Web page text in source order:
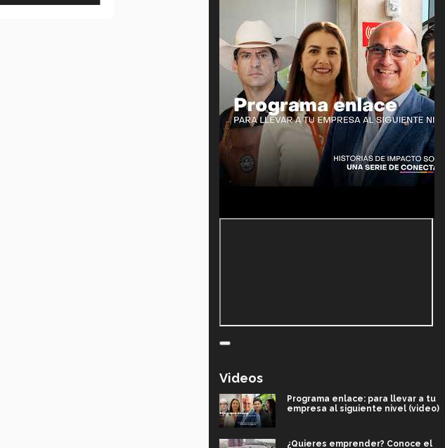
Videos
Programa enlace: para llevar a tu
empresa al siguiente nivel (video)
¿Quieres emprender? Conoce el